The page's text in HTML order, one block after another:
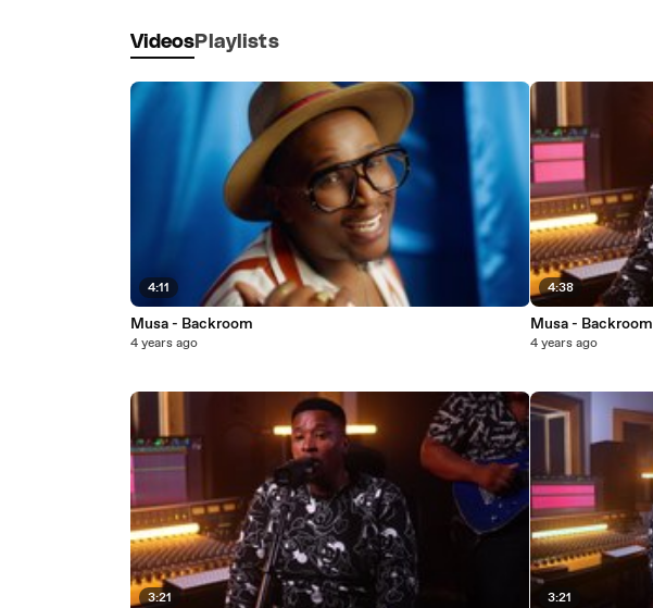
Videos Playlists
4:11
Musa - Backroom
4 years ago
3:21
4:38
Musa - Backroom
4 years ago
3:21